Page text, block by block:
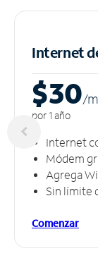
Internet
$30/m
por 1 año
Internet
Módem
Agrega
Sin límite
Comenzar